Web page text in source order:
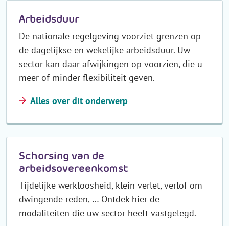
Arbeidsduur
De nationale regelgeving voorziet grenzen op
de dagelijkse en wekelijke arbeidsduur. Uw
sector kan daar afwijkingen op voorzien, die u
meer of minder flexibiliteit geven.
Alles over dit onderwerp
Schorsing van de
arbeidsovereenkomst
Tijdelijke werkloosheid, klein verlet, verlof om
dwingende reden, … Ontdek hier de
modaliteiten die uw sector heeft vastgelegd.